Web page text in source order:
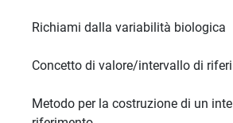
Richiami dalla variabilità biologica
Concetto di valore/intervallo di
Metodo per la costruzione di un